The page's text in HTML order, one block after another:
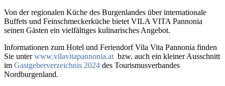
Von der regionalen Küche des Burgenlandes über internationale
Buffets und Feinschmeckerküche bietet VILA VITA Pannonia
seinen Gästen ein vielfältiges kulinarisches Angebot.
Informationen zum Hotel und Feriendorf Vila Vita Pannonia finden
Sie unterwww.vilavitapannonia.at bzw. auch ein kleiner Ausschnitt
im Gastgeberverzeichnis 2024 des Tourismusverbandes
Nordburgenland.